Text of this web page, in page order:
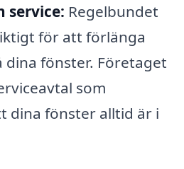
service: Regelbundet
för att förlänga
dina fönster. Företaget
som
dina fönster alltid är i